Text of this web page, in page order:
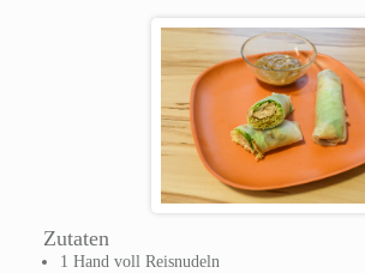
Zutaten
1 Hand voll Reisnudeln